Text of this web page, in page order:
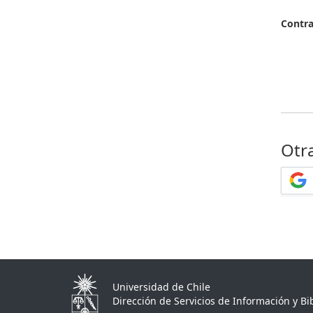
Universidad de Chile
Dirección de Servicios de Información y